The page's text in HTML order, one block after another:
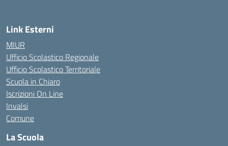
Link Esterni
MIUR
Ufficio Scolastico Regionale
Ufficio Scolastico Territoriale
Scuola in Chiaro
Iscrizioni On Line
Invalsi
Comune
La Scuola